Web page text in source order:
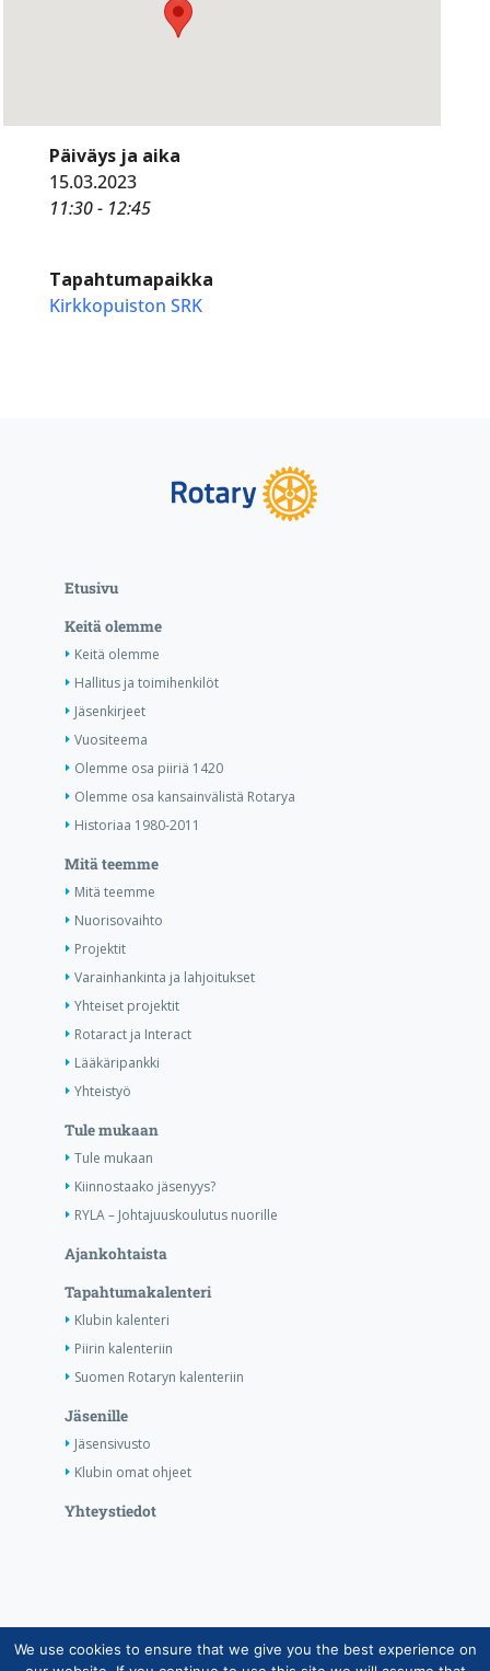
Päiväys ja aika
15.03.2023
11:30 - 12:45
Tapahtumapaikka
Kirkkopuiston SRK
Etusivu
Keitä olemme
Keitä olemme
Hallitus ja toimihenkilöt
Jäsenkirjeet
Vuositeema
Olemme osa piiriä 1420
Olemme osa kansainvälistä Rotarya
Historiaa 1980-2011
Mitä teemme
Mitä teemme
Nuorisovaihto
Projektit
Varainhankinta ja lahjoitukset
Yhteiset projektit
Rotaract ja Interact
Lääkäripankki
Yhteistyö
Tule mukaan
Tule mukaan
Kiinnostaako jäsenyys?
RYLA – Johtajuuskoulutus nuorille
Ajankohtaista
Tapahtumakalenteri
Klubin kalenteri
Piirin kalenteriin
Suomen Rotaryn kalenteriin
Jäsenille
Jäsensivusto
Klubin omat ohjeet
Yhteystiedot
Copyright © Suomen Rotarypalvelu ry 2026 |
We use cookies to ensure that we give you the best experience on